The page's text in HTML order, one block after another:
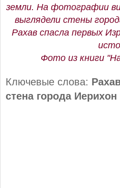
земли. На фотографии
выглядели стены
Рахав спасла первых
Фото из книги
Ключевые слова:
стена города Иерихон